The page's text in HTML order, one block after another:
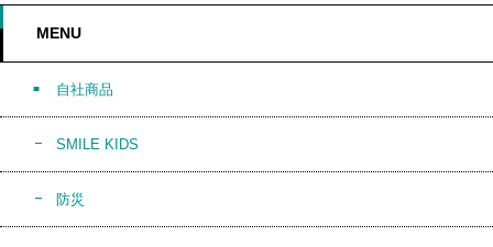
MENU
自社商品
SMILE KIDS
防災